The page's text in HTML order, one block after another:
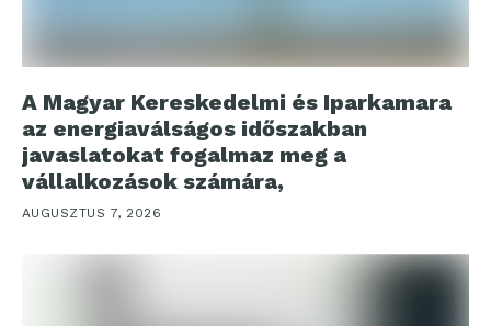
A Magyar Kereskedelmi és Iparkamara
az energiaválságos időszakban
javaslatokat fogalmaz meg a
vállalkozások számára,
AUGUSZTUS 7, 2026